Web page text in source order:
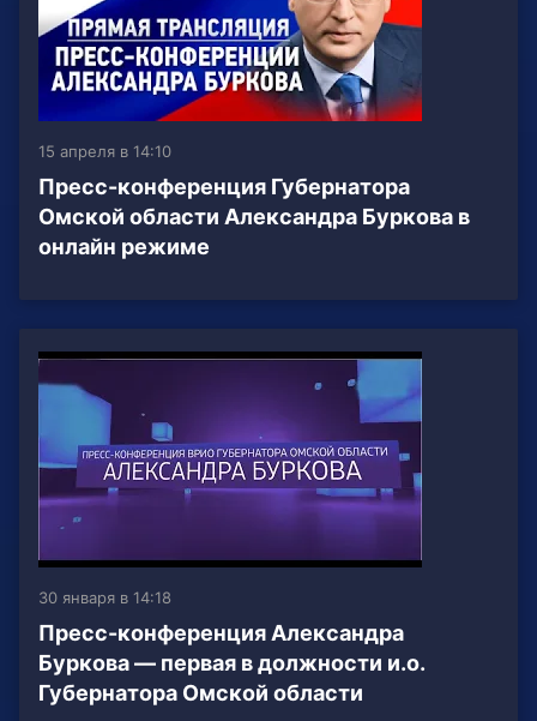
15 апреля в 14:10
Пресс-конференция Губернатора
Омской области Александра Буркова в
онлайн режиме
30 января в 14:18
Пресс-конференция Александра
Буркова — первая в должности и.о.
Губернатора Омской области